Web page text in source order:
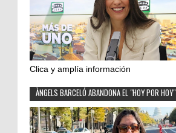
Clica y amplía información
ÀNGELS BARCELÓ ABANDONA EL "HOY POR HOY"